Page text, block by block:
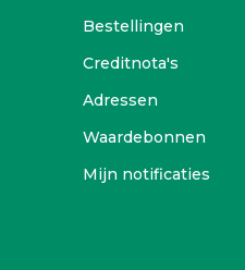
Bestellingen
Creditnota's
Adressen
Waardebonnen
Mijn notificaties